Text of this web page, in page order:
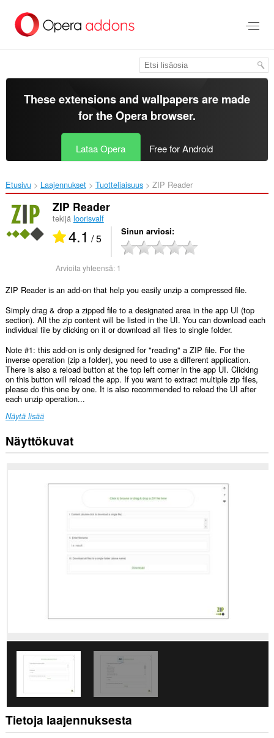
pääsisältöön
These extensions and wallpapers are made
for theOpera browser.
Lataa Opera Free for Android
Etusivu Laajennukset Tuotteliaisuus ZIP Reader‎
ZIP Reader
tekijä loorisvalf
4.1 / 5 Sinun arviosi
Arvioita yhteensä: 1
ZIP Reader is an add-on that help you easily unzip a compressed file.
Simply drag & drop a zipped file to a designated area in the app UI (top
section). All the zip content will be listed in the UI. You can download each
individual file by clicking on it or download all files to single folder.
Note #1: this add-on is only designed for "reading" a ZIP file. For the
inverse operation (zip a folder), you need to use a different application.
There is also a reload button at the top left corner in the app UI. Clicking
on this button will reload the app. If you want to extract multiple zip files,
please do this one by one. It is also recommended to reload the UI after
each unzip operation...
Näytä lisää
Näyttökuvat
Tietoja laajennuksesta